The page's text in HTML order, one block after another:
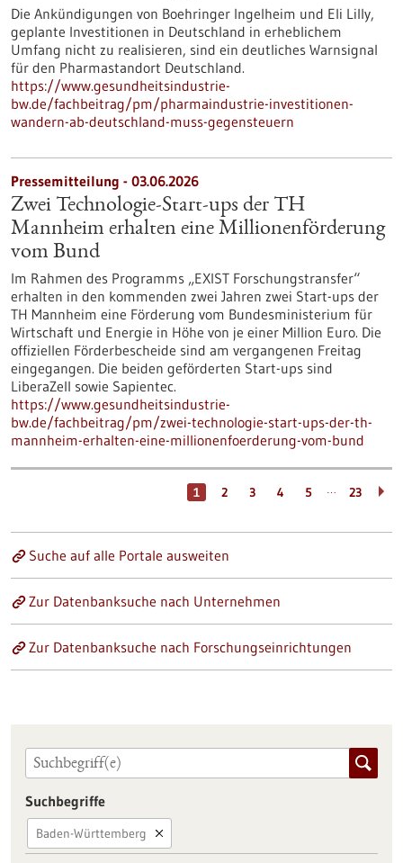
Die Ankündigungen von Boehringer Ingelheim und Eli Lilly,
geplante Investitionen in Deutschland in erheblichem
Umfang nicht zu realisieren, sind ein deutliches Warnsignal
für den Pharmastandort Deutschland.
https://www.gesundheitsindustrie-
bw.de/fachbeitrag/pm/pharmaindustrie-investitionen-
wandern-ab-deutschland-muss-gegensteuern
Pressemitteilung - 03.06.2026
Zwei Technologie-Start-ups der TH
Mannheim erhalten eine Millionenförderung
vom Bund
Im Rahmen des Programms „EXIST Forschungstransfer“
erhalten in den kommenden zwei Jahren zwei Start-ups der
TH Mannheim eine Förderung vom Bundesministerium für
Wirtschaft und Energie in Höhe von je einer Million Euro. Die
offiziellen Förderbescheide sind am vergangenen Freitag
eingegangen. Die beiden geförderten Start-ups sind
LiberaZell sowie Sapientec.
https://www.gesundheitsindustrie-
bw.de/fachbeitrag/pm/zwei-technologie-start-ups-der-th-
mannheim-erhalten-eine-millionenfoerderung-vom-bund
1 2 3 4 5 … 23
Suche auf alle Portale ausweiten
Zur Datenbanksuche nach Unternehmen
Zur Datenbanksuche nach Forschungseinrichtungen
Suchbegriffe
Baden-Württemberg